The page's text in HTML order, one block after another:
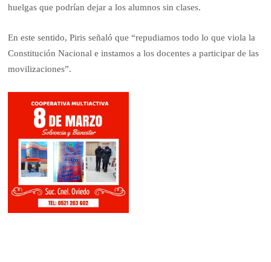
huelgas que podrían dejar a los alumnos sin clases.
En este sentido, Piris señaló que “repudiamos todo lo que viola la
Constitución Nacional e instamos a los docentes a participar de las
movilizaciones”.